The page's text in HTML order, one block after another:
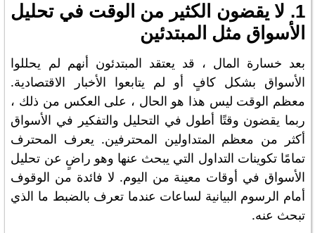
1. لا يقضون الكثير من الوقت في تحليل
الأسواق مثل المبتدئين
بعد خسارة المال ، قد يعتقد المبتدئون أنهم لم يحللوا
الأسواق بشكل كافٍ أو لم يتابعوا الأخبار الاقتصادية.
معظم الوقت ليس هذا هو الحال ، على العكس من ذلك ،
ربما يقضون وقتًا أطول في التحليل والتفكير في الأسواق
أكثر من معظم المتداولين المحترفين. يعرف المحترف
تمامًا تكوينات التداول التي يبحث عنها وهو راضٍ عن تحليل
الأسواق في أوقات معينة من اليوم. لا فائدة من الوقوف
أمام الرسوم البيانية لساعات عندما تعرف بالضبط ما الذي
تبحث عنه.